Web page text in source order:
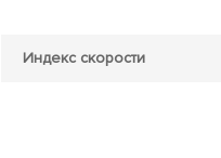
Индекс скорости